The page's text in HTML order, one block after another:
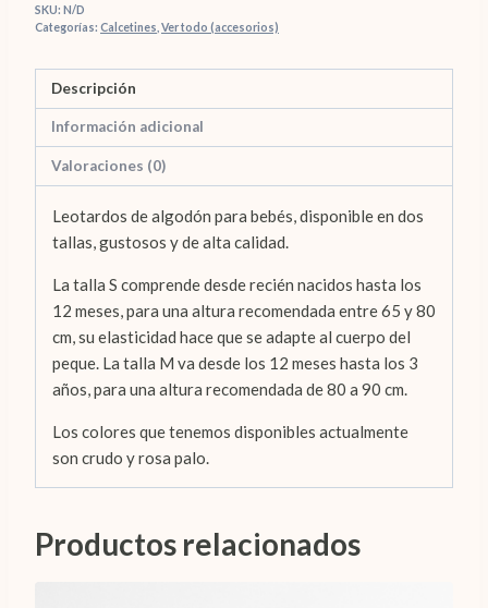
SKU: N/D
Categorías: Calcetines Ver todo (accesorios)
Descripción
Información adicional
Valoraciones (0)
Leotardos de algodón para bebés, disponible en dos
tallas, gustosos y de alta calidad.
La talla S comprende desde recién nacidos hasta los
12 meses, para una altura recomendada entre 65 y 80
cm, su elasticidad hace que se adapte al cuerpo del
peque. La talla M va desde los 12 meses hasta los 3
años, para una altura recomendada de 80 a 90 cm.
Los colores que tenemos disponibles actualmente
son crudo y rosa palo.
Productos relacionados